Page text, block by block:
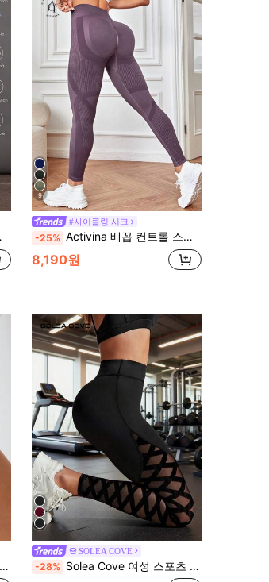
9
#사이클링 시크
-25% Activina 배꼽 컨트롤 스포츠 레깅스 요가 여성 바지
8,190원
SOLEA COVE
-28% Solea Cove 여성 스포츠 레깅스 솔리드 컬러 심플 패션 데일리 캐주얼 요가 바지